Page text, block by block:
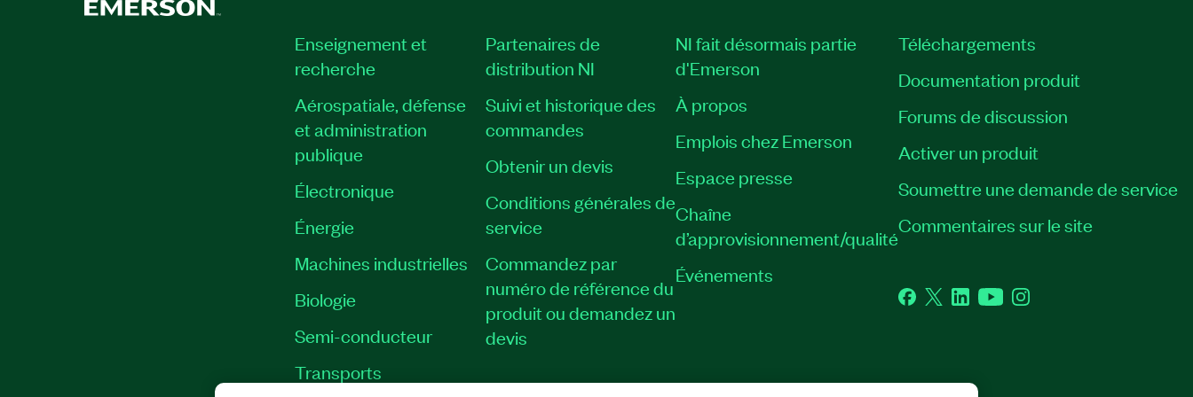
DIAdem Édition professionnelle
Logiciel de commande d’axes et de vision industrielle
Logiciels inclus : Édition professionnelle du logiciel de
développement de systèmes LabVIEW, la plupart des Modules
et Toolkits logiciels LabVIEW, édition complète du logiciel de
développement de systèmes LabWindows™/CVI, Measurement
Studio Enterprise System, TestStand, VeriStand, et DIAdem
Enseignement et
recherche
Aérospatiale, défense
et administration
publique
Électronique
Énergie​
Machines industrielles
Biologie
Semi-conducteur
Transports
Partenaires de
distribution NI
Suivi et historique des
commandes
Obtenir un devis
Conditions générales de
service
Commandez par
numéro de référence du
produit ou demandez un
devis
NI fait désormais partie
d'Emerson
À propos
Emplois chez Emerson
Espace presse
Chaîne
d’approvisionnement/qualité
Événements
Téléchargements
Documentation produit
Forums de discussion
Activer un produit
Soumettre une demande de service
Commentaires sur le site
Facebook
TwitterLinkedInYouTubeInstagram